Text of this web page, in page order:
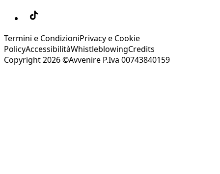
Termini e CondizioniPrivacy e Cookie
PolicyAccessibilitàWhistleblowingCredits
Copyright 2026 ©Avvenire P.Iva 00743840159